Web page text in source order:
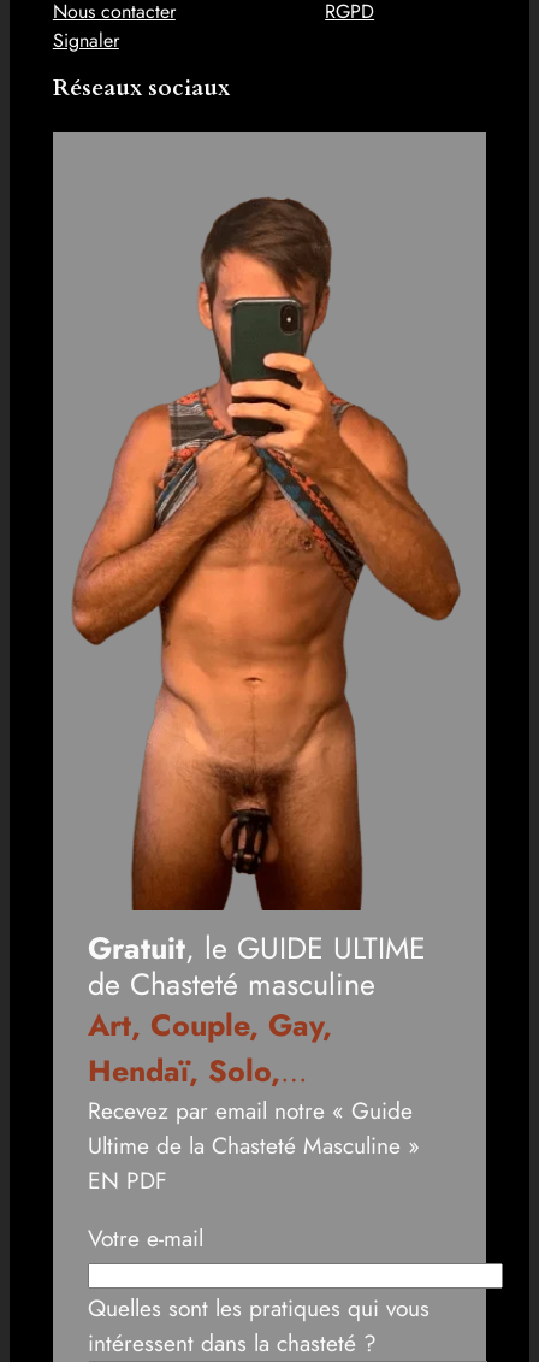
Nous contacter
Signaler
RGPD
Réseaux sociaux
Gratuit, le GUIDE ULTIME
de Chasteté masculine
Art, Couple, Gay,
Hendaï, Solo,…
Recevez par email notre « Guide
Ultime de la Chasteté Masculine »
EN PDF
Votre e-mail
Quelles sont les pratiques qui vous
intéressent dans la chasteté ?